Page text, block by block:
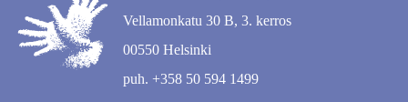
Vellamonkatu 30 B, 3. kerros
00550 Helsinki
puh. +358 50 594 1499